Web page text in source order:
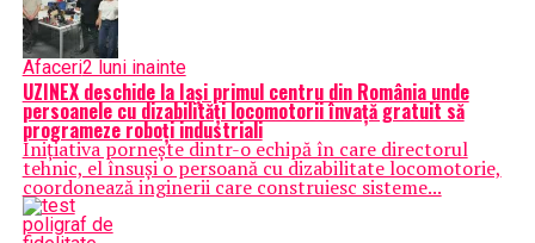
Afaceri2 luni inainte
UZINEX deschide la Iași primul centru din România unde
persoanele cu dizabilități locomotorii învață gratuit să
programeze roboți industriali
Inițiativa pornește dintr-o echipă în care directorul
tehnic, el însuși o persoană cu dizabilitate locomotorie,
coordonează inginerii care construiesc sisteme...